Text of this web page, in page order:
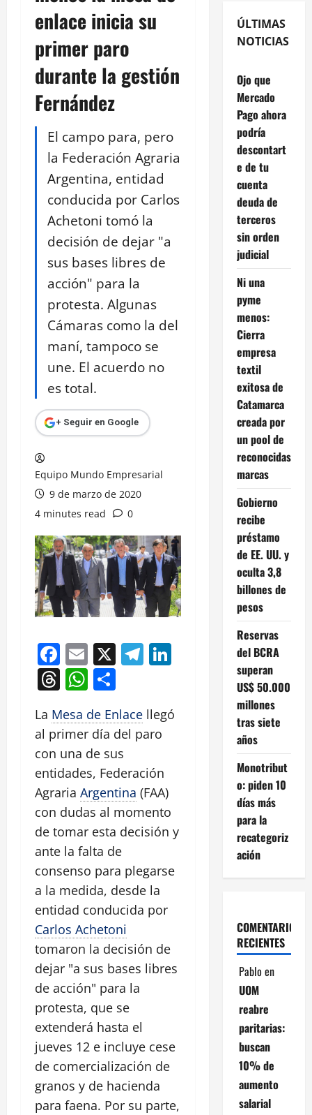
enlace inicia su
primer paro
durante la gestión
Fernández
El campo para, pero
la Federación Agraria
Argentina, entidad
conducida por Carlos
Achetoni tomó la
decisión de dejar "a
sus bases libres de
acción" para la
protesta. Algunas
Cámaras como la del
maní, tampoco se
une. El acuerdo no
es total.
+ Seguir en Google
Equipo Mundo Empresarial
9 de marzo de 2020
4 minutes read
0
Facebook
Email
X Telegram
LinkedIn
Threads
WhatsApp
La Mesa de Enlace llegó
al primer día del paro
con una de sus
entidades, Federación
Agraria Argentina (FAA)
con dudas al momento
de tomar esta decisión y
ante la falta de
consenso para plegarse
a la medida, desde la
entidad conducida por
Carlos Achetoni
tomaron la decisión de
dejar "a sus bases libres
de acción" para la
protesta, que se
extenderá hasta el
jueves 12 e incluye cese
de comercialización de
granos y de hacienda
para faena. Por su parte,
ÚLTIMAS
NOTICIAS
Ojo que
Mercado
Pago ahora
podría
descontart
e de tu
cuenta
deuda de
terceros
sin orden
judicial
Ni una
pyme
menos:
Cierra
empresa
textil
exitosa de
Catamarca
creada por
un pool de
reconocidas
marcas
Gobierno
recibe
préstamo
de EE. UU. y
oculta 3,8
billones de
pesos
Reservas
del BCRA
superan
US$ 50.000
millones
tras siete
años
Monotribut
o: piden 10
días más
para la
recategoriz
ación
COMENTARIOS
RECIENTES
Pablo en
UOM
reabre
paritarias:
buscan
10% de
aumento
salarial